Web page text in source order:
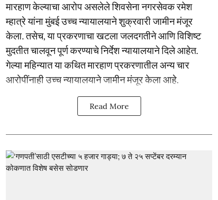
मारहाण केल्याचा आरोप असलेले शिवसेना नगरसेवक रमेश
म्हात्रे यांना मुंबई उच्च न्यायालयाने शुक्रवारी जामीन मंजूर
केला. तसेच, या प्रकरणाचा खटला जलदगतीने आणि विशिष्ट
मुदतीत चालवून पूर्ण करण्याचे निर्देश न्यायालयाने दिले आहेत.
गेल्या महिन्यात या कथित मारहाण प्रकरणातील अन्य चार
आरोपींनाही उच्च न्यायालयाने जामीन मंजूर केला आहे.
Read More